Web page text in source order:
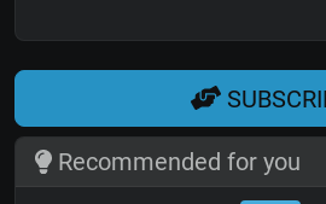
Recommended for you